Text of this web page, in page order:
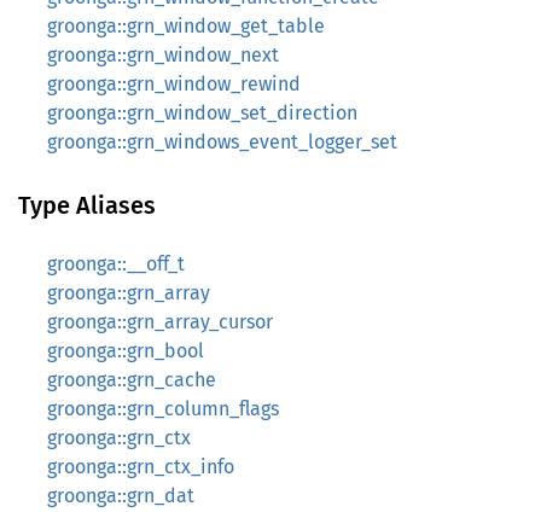
groonga::grn_window_get_table
groonga::grn_window_next
groonga::grn_window_rewind
groonga::grn_window_set_direction
groonga::grn_windows_event_logger_set
Type Aliases
groonga::__off_t
groonga::grn_array
groonga::grn_array_cursor
groonga::grn_bool
groonga::grn_cache
groonga::grn_column_flags
groonga::grn_ctx
groonga::grn_ctx_info
groonga::grn_dat